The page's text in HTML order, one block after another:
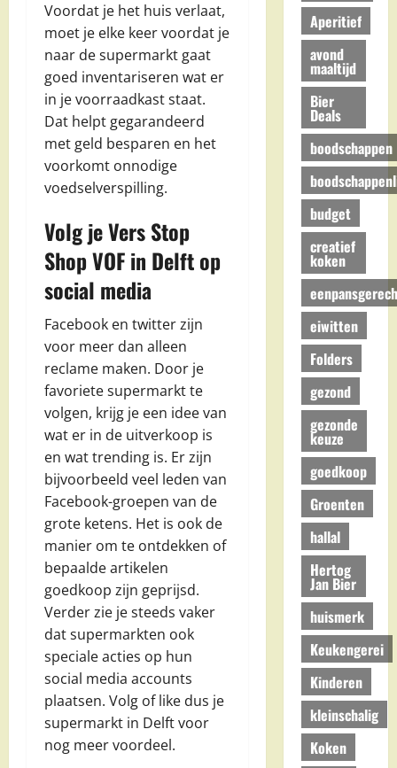
Voordat je het huis verlaat,
moet je elke keer voordat je
naar de supermarkt gaat
goed inventariseren wat er
in je voorraadkast staat.
Dat helpt gegarandeerd
met geld besparen en het
voorkomt onnodige
voedselverspilling.
Volg je Vers Stop
Shop VOF in Delft op
social media
Facebook en twitter zijn
voor meer dan alleen
reclame maken. Door je
favoriete supermarkt te
volgen, krijg je een idee van
wat er in de uitverkoop is
en wat trending is. Er zijn
bijvoorbeeld veel leden van
Facebook-groepen van de
grote ketens. Het is ook de
manier om te ontdekken of
bepaalde artikelen
goedkoop zijn geprijsd.
Verder zie je steeds vaker
dat supermarkten ook
speciale acties op hun
social media accounts
plaatsen. Volg of like dus je
supermarkt in Delft voor
nog meer voordeel.
Aperitief
avond
maaltijd
Bier
Deals
boodschappen
budget
creatief
koken
eiwitten
Folders
gezond
gezonde
keuze
goedkoop
Groenten
hallal
Hertog
Jan Bier
huismerk
Keukengerei
Kinderen
kleinschalig
Koken